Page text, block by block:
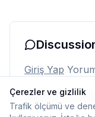
Giriş Yap
Henüz yorum yok.
Çerezler ve gizlilik
Trafik ölçümü ve